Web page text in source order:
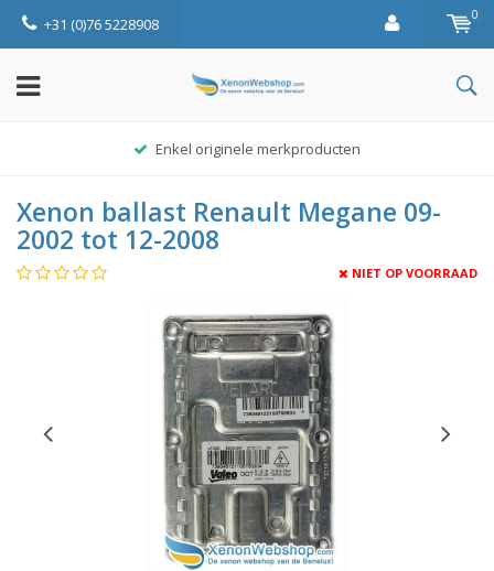
+31 (0)76 5228908 0
Enkel originele merkproducten
Xenon ballast Renault Megane 09-
2002 tot 12-2008
NIET OP VOORRAAD